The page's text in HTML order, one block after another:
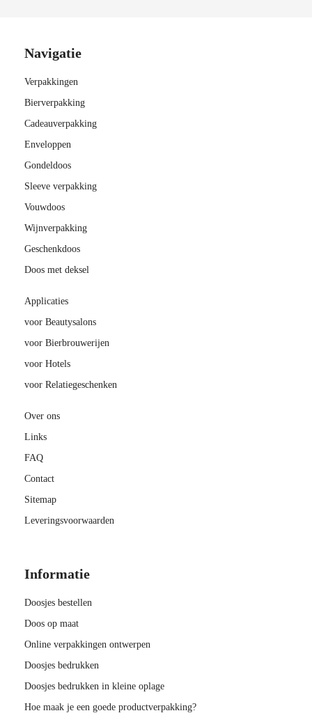
Navigatie
Verpakkingen
Bierverpakking
Cadeauverpakking
Enveloppen
Gondeldoos
Sleeve verpakking
Vouwdoos
Wijnverpakking
Geschenkdoos
Doos met deksel
Applicaties
voor Beautysalons
voor Bierbrouwerijen
voor Hotels
voor Relatiegeschenken
Over ons
Links
FAQ
Contact
Sitemap
Leveringsvoorwaarden
Informatie
Doosjes bestellen
Doos op maat
Online verpakkingen ontwerpen
Doosjes bedrukken
Doosjes bedrukken in kleine oplage
Hoe maak je een goede productverpakking?